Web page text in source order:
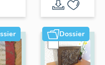
Dossier